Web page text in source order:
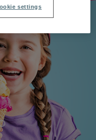
settings